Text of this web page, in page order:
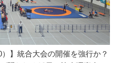
】統合大会の開催を強行か？